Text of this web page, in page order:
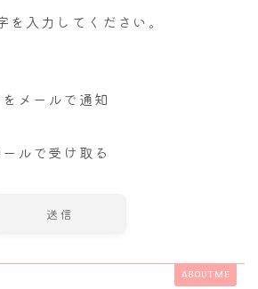
を入力してください。
メールで通知
ルで受け取る
ABOUT ME